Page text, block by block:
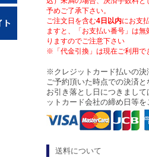
予めご了承下さい。
ご注文日を含む4日以内にお支
ますと、「お支払い番号」は
りますのでご注意下さい
※「代金引換」は現在ご利用で
※クレジットカード払いの決
ご予約頂いた時点での決済と
お引き落とし日につきまし
ットカード会社の締め日等を
送料について